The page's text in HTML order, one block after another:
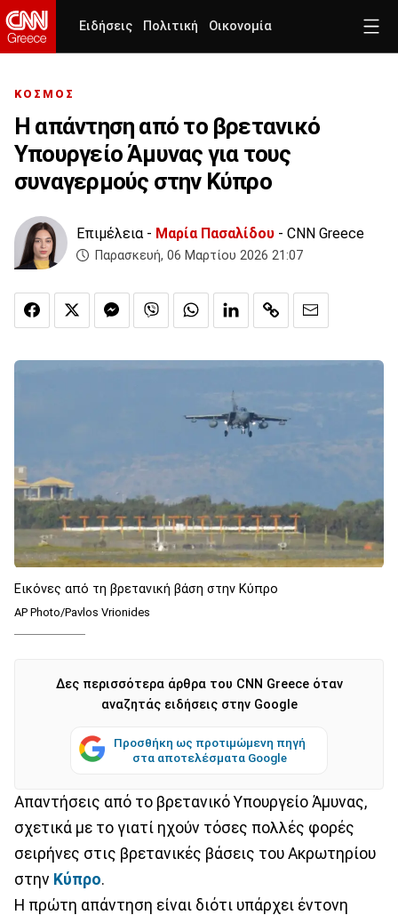
Ειδήσεις Πολιτική Οικονομία
ΚΟΣΜΟΣ
Η απάντηση από το βρετανικό
Υπουργείο Άμυνας για τους
συναγερμούς στην Κύπρο
Επιμέλεια - Μαρία Πασαλίδου - CNN Greece
Παρασκευή, 06 Μαρτίου 2026 21:07
Εικόνες από τη βρετανική βάση στην Κύπρο
AP Photo/Pavlos Vrionides
Δες περισσότερα άρθρα του CNN Greece όταν
αναζητάς ειδήσεις στην Google
Προσθήκη ως προτιμώμενη πηγή
στα αποτελέσματα Google
Απαντήσεις από το βρετανικό Υπουργείο Άμυνας,
σχετικά με το γιατί ηχούν τόσες πολλές φορές
σειρήνες στις βρετανικές βάσεις του Ακρωτηρίου
στην Κύπρο.
Η πρώτη απάντηση είναι διότι υπάρχει έντονη